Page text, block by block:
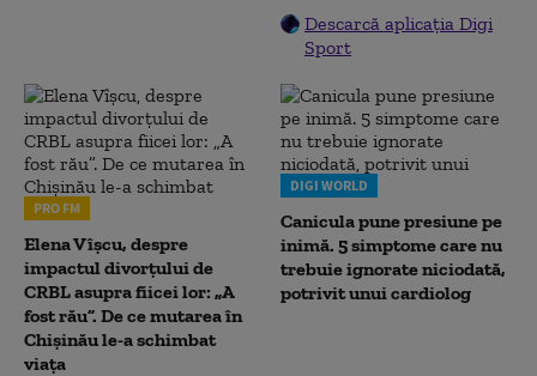
Descarcă aplicația Digi
Sport
PRO FM
Elena Vîșcu, despre
impactul divorțului de
CRBL asupra fiicei lor: „A
fost rău”. De ce mutarea în
Chișinău le-a schimbat
viața
DIGI WORLD
Canicula pune presiune pe
inimă. 5 simptome care nu
trebuie ignorate niciodată,
potrivit unui cardiolog